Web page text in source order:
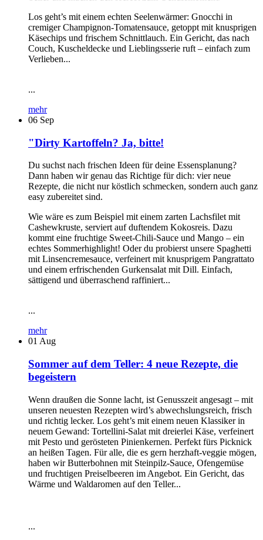
Los geht’s mit einem echten Seelenwärmer: Gnocchi in
cremiger Champignon-Tomatensauce, getoppt mit knusprigen
Käsechips und frischem Schnittlauch. Ein Gericht, das nach
Couch, Kuscheldecke und Lieblingsserie ruft – einfach zum
Verlieben...
...
mehr
06 Sep
"Dirty Kartoffeln? Ja, bitte!
Du suchst nach frischen Ideen für deine Essensplanung?
Dann haben wir genau das Richtige für dich: vier neue
Rezepte, die nicht nur köstlich schmecken, sondern auch ganz
easy zubereitet sind.
Wie wäre es zum Beispiel mit einem zarten Lachsfilet mit
Cashewkruste, serviert auf duftendem Kokosreis. Dazu
kommt eine fruchtige Sweet-Chili-Sauce und Mango – ein
echtes Sommerhighlight! Oder du probierst unsere Spaghetti
mit Linsencremesauce, verfeinert mit knusprigem Pangrattato
und einem erfrischenden Gurkensalat mit Dill. Einfach,
sättigend und überraschend raffiniert...
...
mehr
01 Aug
Sommer auf dem Teller: 4 neue Rezepte, die
begeistern
Wenn draußen die Sonne lacht, ist Genusszeit angesagt – mit
unseren neuesten Rezepten wird’s abwechslungsreich, frisch
und richtig lecker. Los geht’s mit einem neuen Klassiker in
neuem Gewand: Tortellini-Salat mit dreierlei Käse, verfeinert
mit Pesto und gerösteten Pinienkernen. Perfekt fürs Picknick
an heißen Tagen. Für alle, die es gern herzhaft-veggie mögen,
haben wir Butterbohnen mit Steinpilz-Sauce, Ofengemüse
und fruchtigen Preiselbeeren im Angebot. Ein Gericht, das
Wärme und Waldaromen auf den Teller...
...